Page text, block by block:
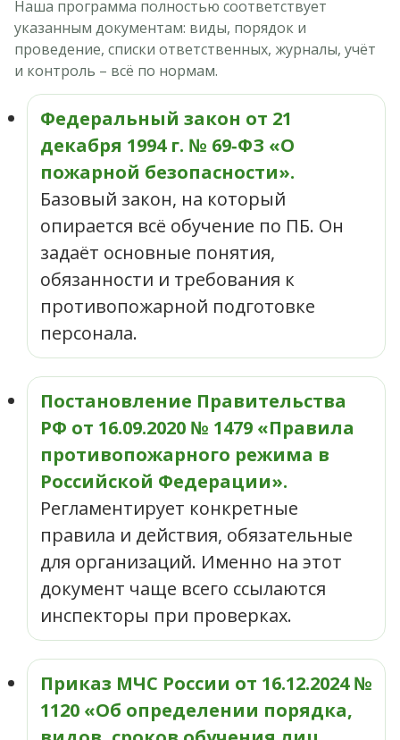
Наша программа полностью соответствует
указанным документам: виды, порядок и
проведение, списки ответственных, журналы, учёт
и контроль – всё по нормам.
Федеральный закон от 21
декабря 1994 г. № 69‑ФЗ «О
пожарной безопасности».
Базовый закон, на который
опирается всё обучение по ПБ. Он
задаёт основные понятия,
обязанности и требования к
противопожарной подготовке
персонала.
Постановление Правительства
РФ от 16.09.2020 № 1479 «Правила
противопожарного режима в
Российской Федерации».
Регламентирует конкретные
правила и действия, обязательные
для организаций. Именно на этот
документ чаще всего ссылаются
инспекторы при проверках.
Приказ МЧС России от 16.12.2024 №
1120 «Об определении порядка,